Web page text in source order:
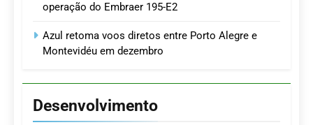
operação do Embraer 195-E2
Azul retoma voos diretos entre Porto Alegre e
Montevidéu em dezembro
Desenvolvimento